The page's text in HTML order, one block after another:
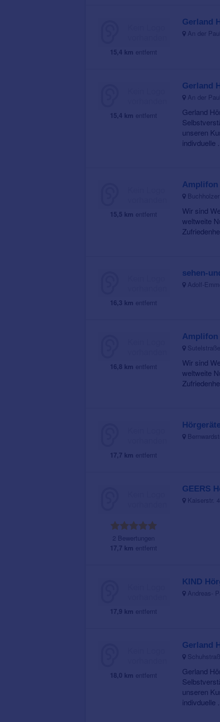
15,4 km entfernt
Gerland
An der
15,4 km entfernt
Gerland
An der
Gerland
unseren
indivduelle ...
15,5 km entfernt
Amplifon
Wir sind
weltweite
16,3 km entfernt
sehen-
Adolf-
16,8 km entfernt
Amplifon
Wir sind
weltweite
17,7 km entfernt
2 Bewertungen
17,7 km entfernt
GEERS
Kaiserstr.
17,9 km entfernt
KIND
Andreas-
18,0 km entfernt
Gerland
Gerland
unseren
indivduelle